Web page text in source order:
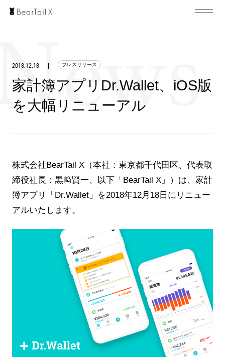
Service Company
Recruit Contact
2018.12.18 プレスリリース
家計簿アプリDr.Wallet、iOS版
を大幅リニューアル
株式会社BearTail X（本社：東京都千代田区、代表取
締役社長：黒﨑賢一、以下「BearTail X」）は、家計
簿アプリ「Dr.Wallet」を2018年12月18日にリニュー
アルいたします。